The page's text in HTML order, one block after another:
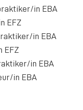
in EBA
EFZ
in EBA
EFZ
in EBA
in EBA